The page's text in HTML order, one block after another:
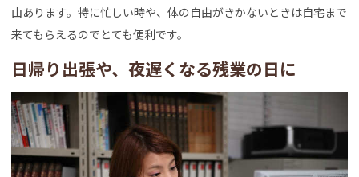
山あります。特に忙しい時や、体の自由がきかないときは自宅まで
来てもらえるのでとても便利です。
日帰り出張や、夜遅くなる残業の日に